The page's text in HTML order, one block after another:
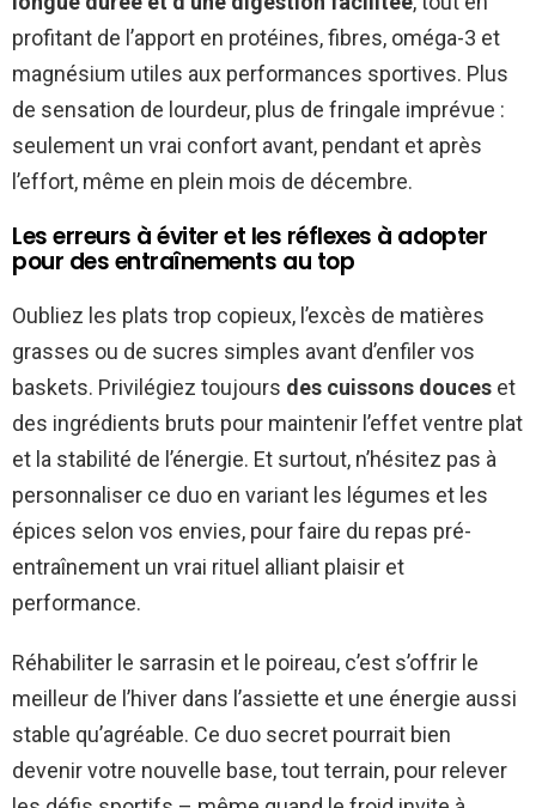
profitant de l’apport en protéines, fibres, oméga-3 et
magnésium utiles aux performances sportives. Plus
de sensation de lourdeur, plus de fringale imprévue :
seulement un vrai confort avant, pendant et après
l’effort, même en plein mois de décembre.
Les erreurs à éviter et les réflexes à adopter
pour des entraînements au top
Oubliez les plats trop copieux, l’excès de matières
grasses ou de sucres simples avant d’enfiler vos
baskets. Privilégiez toujours des cuissons douces et
des ingrédients bruts pour maintenir l’effet ventre plat
et la stabilité de l’énergie. Et surtout, n’hésitez pas à
personnaliser ce duo en variant les légumes et les
épices selon vos envies, pour faire du repas pré-
entraînement un vrai rituel alliant plaisir et
performance.
Réhabiliter le sarrasin et le poireau, c’est s’offrir le
meilleur de l’hiver dans l’assiette et une énergie aussi
stable qu’agréable. Ce duo secret pourrait bien
devenir votre nouvelle base, tout terrain, pour relever